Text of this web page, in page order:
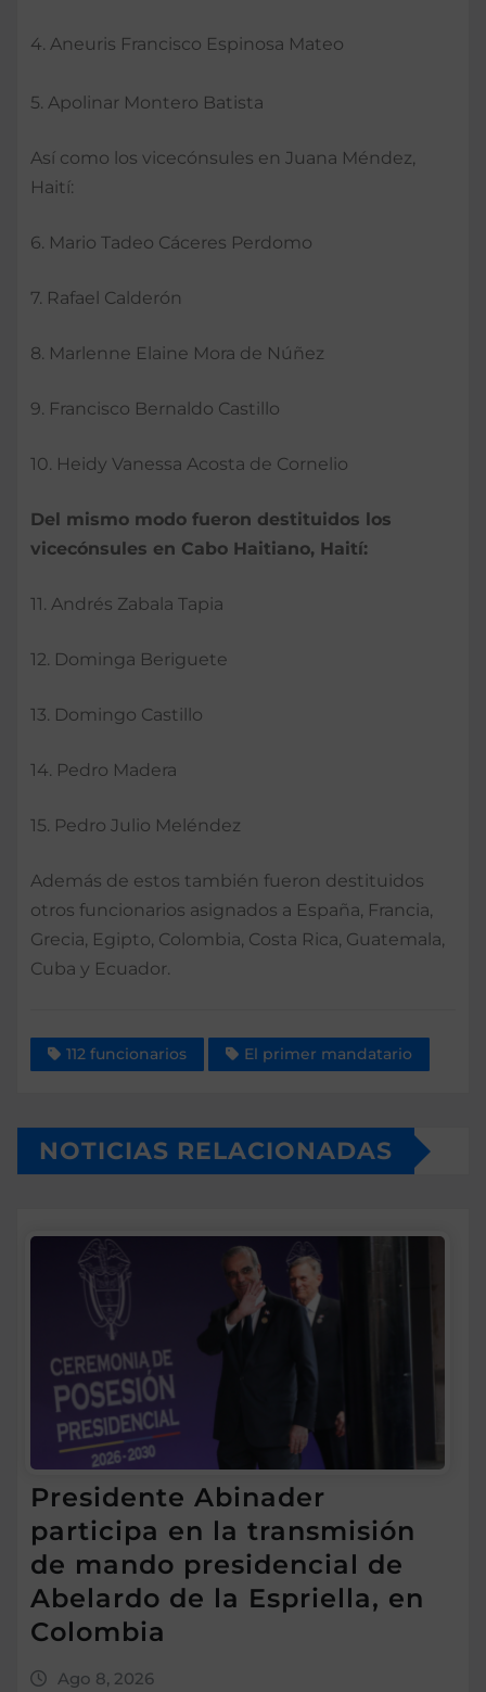
4. Aneuris Francisco Espinosa Mateo
5. Apolinar Montero Batista
Así como los vicecónsules en Juana Méndez,
Haití:
6. Mario Tadeo Cáceres Perdomo
7. Rafael Calderón
8. Marlenne Elaine Mora de Núñez
9. Francisco Bernaldo Castillo
10. Heidy Vanessa Acosta de Cornelio
Del mismo modo fueron destituidos los
vicecónsules en Cabo Haitiano, Haití:
11. Andrés Zabala Tapia
12. Dominga Beriguete
13. Domingo Castillo
14. Pedro Madera
15. Pedro Julio Meléndez
Además de estos también fueron destituidos
otros funcionarios asignados a España, Francia,
Grecia, Egipto, Colombia, Costa Rica, Guatemala,
Cuba y Ecuador.
112 funcionarios El primer mandatario
NOTICIAS RELACIONADAS
Presidente Abinader
participa en la transmisión
de mando presidencial de
Abelardo de la Espriella, en
Colombia
Ago 8, 2026